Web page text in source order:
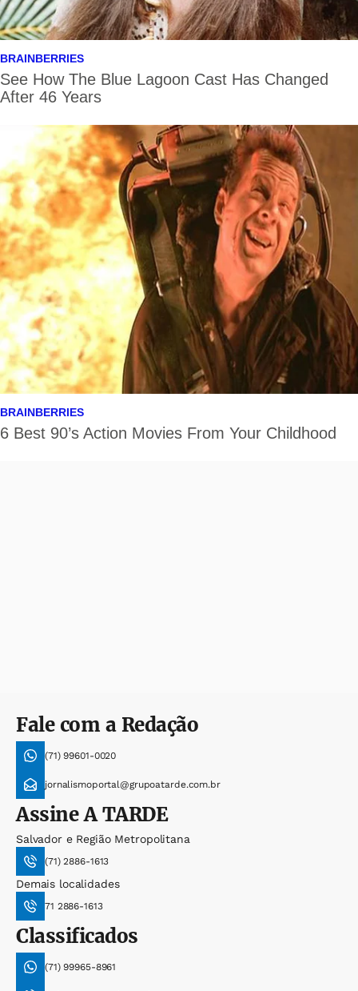
Fale com a Redação
(71) 99601-0020
jornalismoportal@grupoatarde.com.br
AssineA TARDE
Salvador e Região Metropolitana
(71) 2886-1613
Demais localidades
71 2886-1613
Classificados
(71) 99965-8961